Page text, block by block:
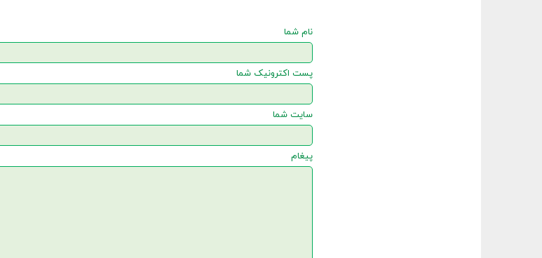
نام شما
پست اکترونیک شما
سایت شما
پیغام